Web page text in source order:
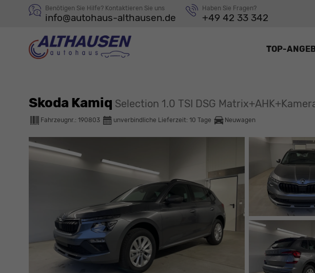
Benötigen Sie Hilfe? Kontaktieren Sie uns
info@autohaus-althausen.de
Haben Sie Fragen?
+49 42 33 342
TOP-
Skoda Kamiq Selection 1.0 TSI DSG
Fahrzeugnr.: 190803 unverbindliche Lieferzeit: 10 Tage Neuwagen